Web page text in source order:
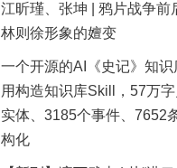
江昕瑾、张坤 | 鸦片战争前
林则徐形象的嬗变
一个开源的AI《史记》知识
用构造知识库Skill，57万
实体、3185个事件、7652
构化